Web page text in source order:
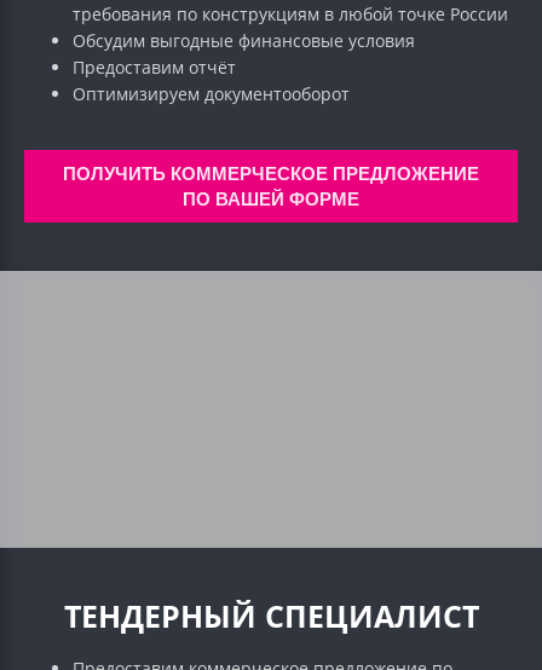
требования по конструкциям в любой точке России
Обсудим выгодные финансовые условия
Предоставим отчёт
Оптимизируем документооборот
ПОЛУЧИТЬ КОММЕРЧЕСКОЕ ПРЕДЛОЖЕНИЕ
ПО ВАШЕЙ ФОРМЕ
ТЕНДЕРНЫЙ СПЕЦИАЛИСТ